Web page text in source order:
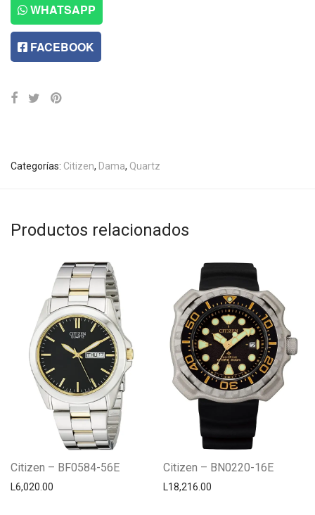
WHATSAPP
FACEBOOK
Categorías: Citizen, Dama, Quartz
Productos relacionados
Citizen – BF0584-56E
L6,020.00
Citizen – BN0220-16E
L18,216.00